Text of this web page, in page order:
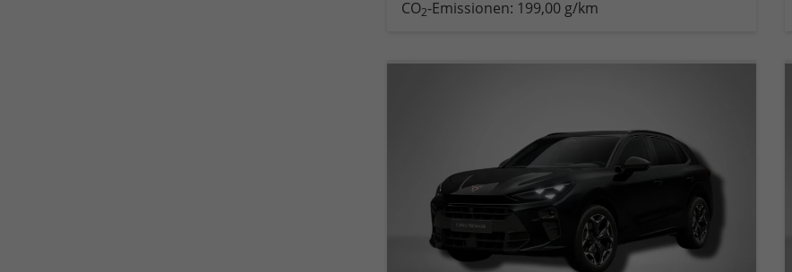
CO2-Emissionen: 199,00 g/km